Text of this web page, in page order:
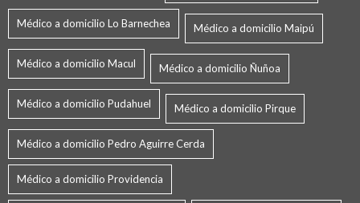
Médico a domicilio Lo Barnechea Médico a domicilio Maipú
Médico a domicilio Macul Médico a domicilio Ñuñoa
Médico a domicilio Pudahuel Médico a domicilio Pirque
Médico a domicilio Pedro Aguirre Cerda
Médico a domicilio Providencia